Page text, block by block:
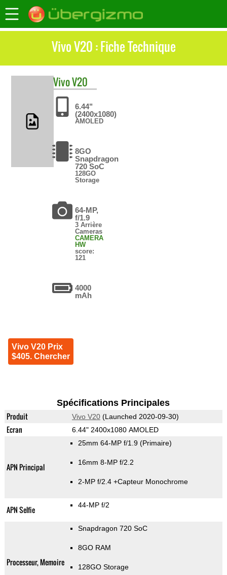
Vivo V20 : Fiche Technique
VivoV20
6.44"
(2400x1080)
AMOLED
8GO
Snapdragon
720 SoC
128GO
Storage
64-MP,
f/1.9
3 Arrière
Cameras
CAMERA
HW
score:
121
4000
mAh
Vivo V20 Prix
$405. Chercher
Spécifications Principales
Produit Vivo V20(Launched 2020-09-30)
Ecran 6.44" 2400x1080 AMOLED
APN Principal
25mm 64-MP f/1.9 (Primaire)
16mm 8-MP f/2.2
2-MP f/2.4 +Capteur Monochrome
APN Selfie 44-MP f/2
Processeur, Memoire
Snapdragon 720 SoC
8GO RAM
128GO Storage